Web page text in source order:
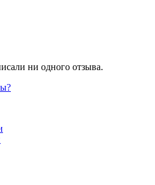
ни одного отзыва.